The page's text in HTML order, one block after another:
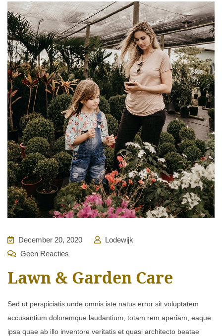
December 20, 2020
Lodewijk
Geen Reacties
Lawn & Garden Care
Sed ut perspiciatis unde omnis iste natus error sit voluptatem
accusantium doloremque laudantium, totam rem aperiam, eaque
ipsa quae ab illo inventore veritatis et quasi architecto beatae